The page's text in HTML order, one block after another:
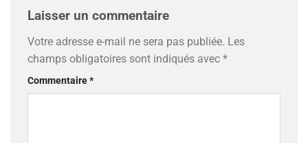
Laisser un commentaire
Votre adresse e-mail ne sera pas publiée. Les
champs obligatoires sont indiqués avec *
Commentaire*